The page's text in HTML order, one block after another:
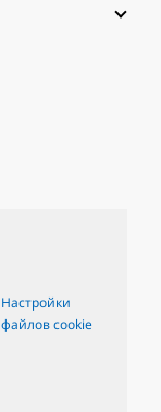
Настройки
файлов cookie